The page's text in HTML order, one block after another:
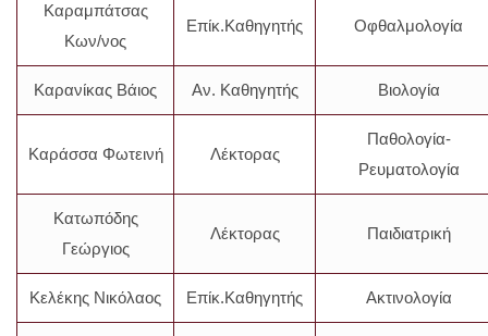
Καραμπάτσας
Κων/νος
Επίκ.Καθηγητής Οφθαλμολογία
Καρανίκας Βάιος Αν. Καθηγητής Βιολογία
Καράσσα Φωτεινή Λέκτορας
Παθολογία-
Ρευματολογία
Κατωπόδης
Γεώργιος
Λέκτορας Παιδιατρική
Κελέκης Νικόλαος Επίκ.Καθηγητής Ακτινολογία